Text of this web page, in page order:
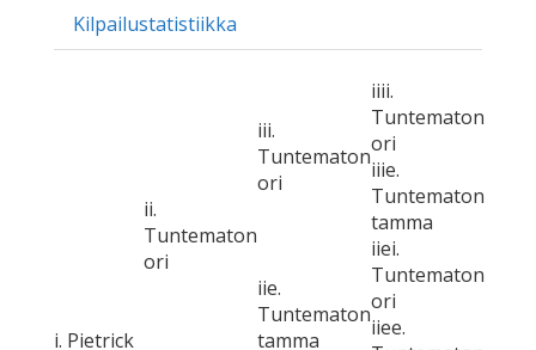
Kilpailustatistiikka
i. Pietrick
ii.
Tuntematon
ori
iii.
Tuntematon
ori
iiii.
Tuntematon
ori
iiie.
Tuntematon
tamma
iie.
Tuntematon
tamma
iiei.
Tuntematon
ori
iiee.